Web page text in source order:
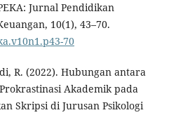
Jurnal Pendidikan
10(1), 43–70.
70
R. (2022). Hubungan antara
Akademik pada
Skripsi di Jurusan Psikologi